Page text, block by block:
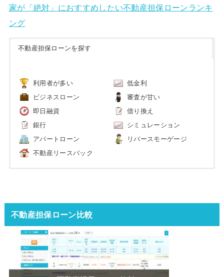
家が「絶対」におすすめしたい不動産担保ローンランキ
ング
不動産担保ローンを探す
利用者が多い 低金利
ビジネスローン 審査が甘い
即日融資 借り換え
銀行 シミュレーション
アパートローン リバースモーゲージ
不動産リースバック
不動産担保ローン比較